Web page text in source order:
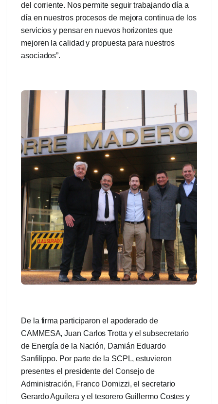
del corriente. Nos permite seguir trabajando día a
día en nuestros procesos de mejora continua de los
servicios y pensar en nuevos horizontes que
mejoren la calidad y propuesta para nuestros
asociados”.
De la firma participaron el apoderado de
CAMMESA, Juan Carlos Trotta y el subsecretario
de Energía de la Nación, Damián Eduardo
Sanfilippo. Por parte de la SCPL, estuvieron
presentes el presidente del Consejo de
Administración, Franco Domizzi, el secretario
Gerardo Aguilera y el tesorero Guillermo Costes y